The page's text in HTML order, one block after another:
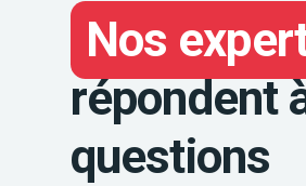
Nos
répondent
questions